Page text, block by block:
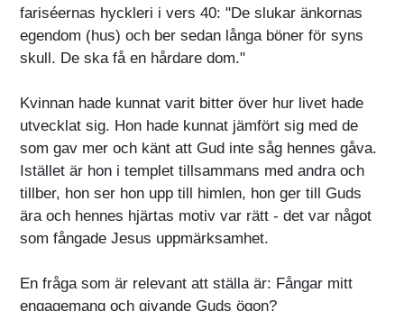
fariséernas hyckleri i vers 40: "De slukar änkornas
egendom (hus) och ber sedan långa böner för syns
skull. De ska få en hårdare dom."
Kvinnan hade kunnat varit bitter över hur livet hade
utvecklat sig. Hon hade kunnat jämfört sig med de
som gav mer och känt att Gud inte såg hennes gåva.
Istället är hon i templet tillsammans med andra och
tillber, hon ser hon upp till himlen, hon ger till Guds
ära och hennes hjärtas motiv var rätt - det var något
som fångade Jesus uppmärksamhet.
En fråga som är relevant att ställa är: Fångar mitt
engagemang och givande Guds ögon?